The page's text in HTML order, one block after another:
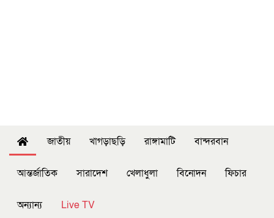
জাতীয় খাগড়াছড়ি রাঙ্গামাটি বান্দরবান
আন্তর্জাতিক সারাদেশ খেলাধুলা বিনোদন ফিচার
অন্যান্য Live TV